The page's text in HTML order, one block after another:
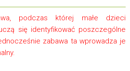
podczas której małe dzieci
się identyfikować poszczególne
zabawa ta wprowadza je